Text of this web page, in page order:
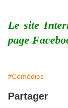
Le site
page
#Comédies
Partager